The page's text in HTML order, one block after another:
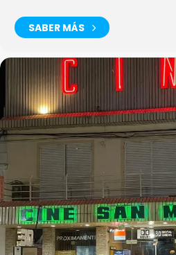
SABER MÁS